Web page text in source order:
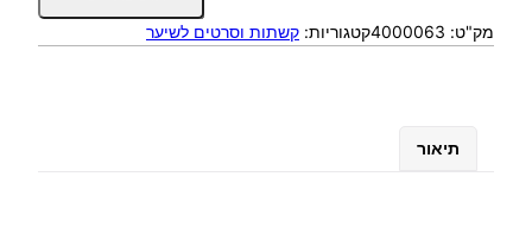
ו
מק"ט: 4000063קטגוריות: קשתות וסרטים לשיער
תיאור